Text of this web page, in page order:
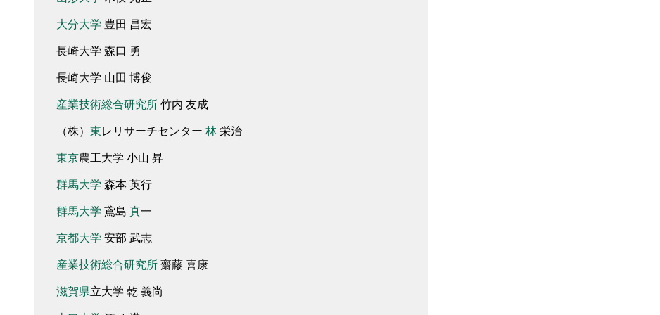
大分大学 豊田 昌宏
長崎大学 森口 勇
長崎大学 山田 博俊
産業技術総合研究所竹内 友成
（株） 東レリサーチセンター 林栄治
東京農工大学 小山 昇
群馬大学 森本英行
群馬大学 鳶島 真一
京都大学 安部 武志
産業技術総合研究所齋藤喜康
滋賀県立大学 乾義尚